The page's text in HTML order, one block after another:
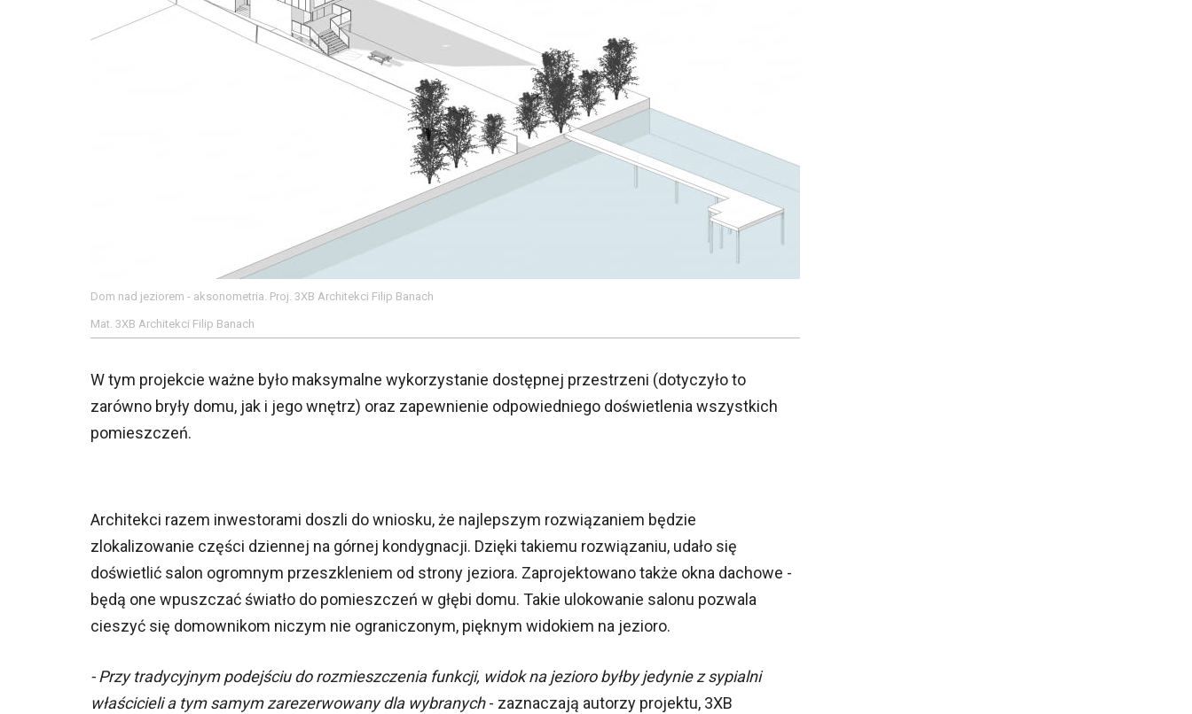
Dom nad jeziorem - aksonometria. Proj. 3XB Architekci Filip Banach
Mat. 3XB Architekci Filip Banach
W tym projekcie ważne było maksymalne wykorzystanie dostępnej przestrzeni (dotyczyło to
zarówno bryły domu, jak i jego wnętrz) oraz zapewnienie odpowiedniego doświetlenia wszystkich
pomieszczeń.
Architekci razem inwestorami doszli do wniosku, że najlepszym rozwiązaniem będzie
zlokalizowanie części dziennej na górnej kondygnacji. Dzięki takiemu rozwiązaniu, udało się
doświetlić salon ogromnym przeszkleniem od strony jeziora. Zaprojektowano także okna dachowe -
będą one wpuszczać światło do pomieszczeń w głębi domu. Takie ulokowanie salonu pozwala
cieszyć się domownikom niczym nie ograniczonym, pięknym widokiem na jezioro.
- Przy tradycyjnym podejściu do rozmieszczenia funkcji, widok na jezioro byłby jedynie z sypialni
właścicieli a tym samym zarezerwowany dla wybranych- zaznaczają autorzy projektu, 3XB